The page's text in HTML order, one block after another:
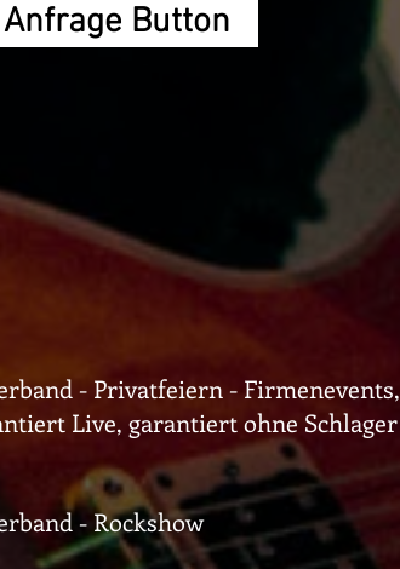
Anfrage Button
- Privatfeiern - Firmenevents,
Live, garantiert ohne Schlager
- Rockshow